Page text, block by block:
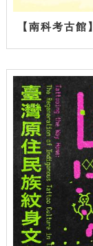
【南科考古